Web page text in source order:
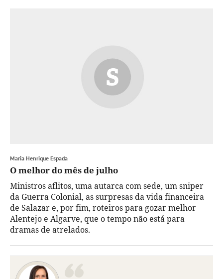
Maria Henrique Espada
O melhor do mês de julho
Ministros aflitos, uma autarca com sede, um sniper
da Guerra Colonial, as surpresas da vida financeira
de Salazar e, por fim, roteiros para gozar melhor
Alentejo e Algarve, que o tempo não está para
dramas de atrelados.